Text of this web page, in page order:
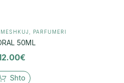
PARFUMERI
50ML
€
Shto